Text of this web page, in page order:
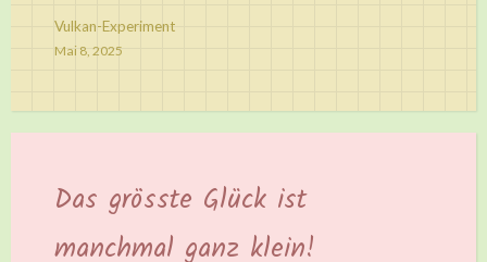
Vulkan-Experiment
Mai 8, 2025
Das grösste Glück ist
manchmal ganz klein!